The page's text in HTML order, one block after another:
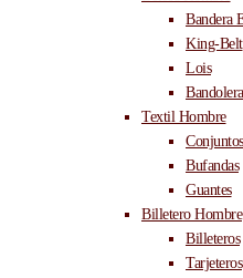
Bandera
King-Belt
Lois
Textil Hombre
Conjuntos
Bufandas
Guantes
Billetero Hombre
Billeteros
Tarjeteros